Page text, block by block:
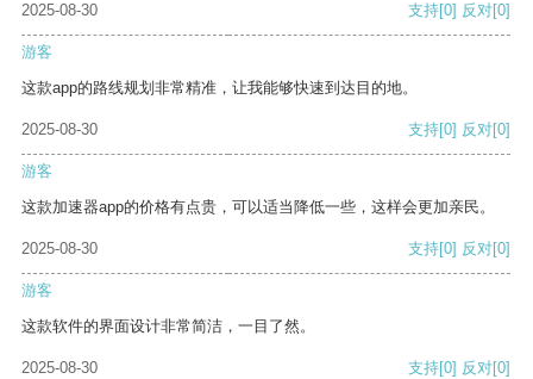
2025-08-30 支持[0] 反对[0]
游客
这款app的路线规划非常精准，让我能够快速到达目的地。
2025-08-30 支持[0] 反对[0]
游客
这款加速器app的价格有点贵，可以适当降低一些，这样会更加亲民。
2025-08-30 支持[0] 反对[0]
游客
这款软件的界面设计非常简洁，一目了然。
2025-08-30 支持[0] 反对[0]